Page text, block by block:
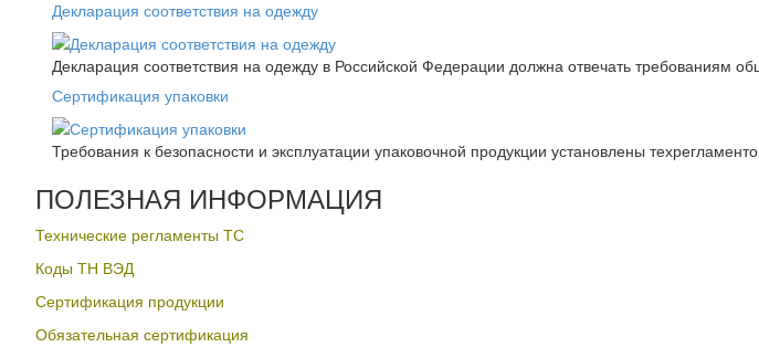
Декларация соответствия на одежду
Декларация соответствия на одежду в Российской Федерации должна отвечать требованиям
Сертификация упаковки
Требования к безопасности и эксплуатации упаковочной продукции установлены
ПОЛЕЗНАЯ ИНФОРМАЦИЯ
Технические регламенты ТС
Коды ТН ВЭД
Сертификация продукции
Обязательная сертификация